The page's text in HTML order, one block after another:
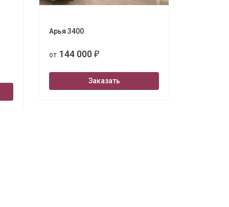
Арья 3400
от 144 000 ₽
Заказать